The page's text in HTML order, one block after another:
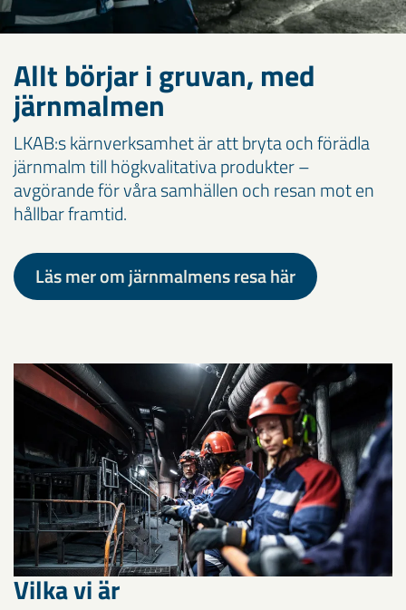
Allt börjar i gruvan, med
järnmalmen
LKAB:s kärnverksamhet är att bryta och förädla
järnmalm till högkvalitativa produkter –
avgörande för våra samhällen och resan mot en
hållbar framtid.
Läs mer om järnmalmens resa här
Vilka vi är